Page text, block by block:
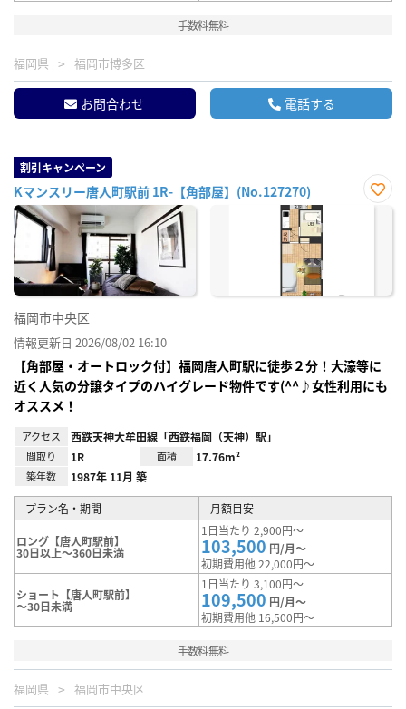
手数料無料
福岡県 福岡市博多区
お問合わせ 電話する
割引キャンペーン
Kマンスリー唐人町駅前 1R-【角部屋】(No.127270)
お気
福岡市中央区
情報更新日 2026/08/02 16:10
【角部屋・オートロック付】福岡唐人町駅に徒歩２分！大濠等に
近く人気の分譲タイプのハイグレード物件です(^^♪女性利用にも
オススメ！
アクセス 西鉄天神大牟田線「西鉄福岡（天神）駅」
間取り 1R 面積 17.76m²
築年数 1987年 11月 築
プラン名・期間 月額目安
ロング【唐人町駅前】
30日以上～360日未満
1日当たり 2,900円～
103,500 円/月～
初期費用他 22,000円～
ショート【唐人町駅前】
～30日未満
1日当たり 3,100円～
109,500 円/月～
初期費用他 16,500円～
手数料無料
福岡県 福岡市中央区